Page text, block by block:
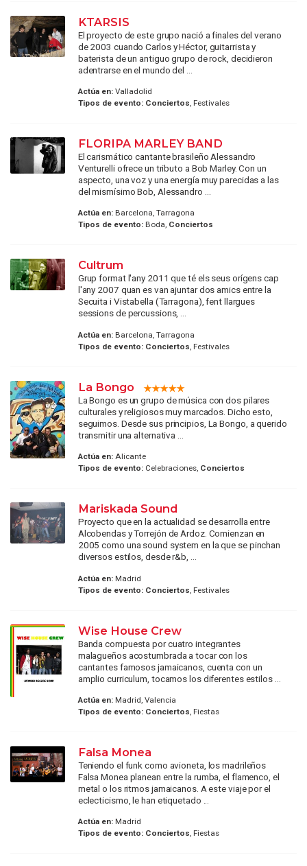
KTARSIS
El proyecto de este grupo nació a finales del verano
de 2003 cuando Carlos y Héctor, guitarrista y
baterista de un antiguo grupo de rock, decidieron
adentrarse en el mundo del ...
Actúa en:Valladolid
Tipos de evento: Conciertos, Festivales
FLORIPA MARLEY BAND
El carismático cantante brasileño Alessandro
Venturelli ofrece un tributo a Bob Marley. Con un
aspecto, una voz y una energía muy parecidas a las
del mismísimo Bob, Alessandro ...
Actúa en:Barcelona, Tarragona
Tipos de evento:Boda, Conciertos
Cultrum
Grup format l'any 2011 que té els seus orígens cap
l'any 2007 quan es van ajuntar dos amics entre la
Secuita i Vistabella (Tarragona), fent llargues
sessions de percussions, ...
Actúa en:Barcelona, Tarragona
Tipos de evento: Conciertos , Festivales
La Bongo
La Bongo es un grupo de música con dos pilares
culturales y religiosos muy marcados. Dicho esto,
seguimos. Desde sus principios, La Bongo, a querido
transmitir una alternativa ...
Actúa en:Alicante
Tipos de evento:Celebraciones, Conciertos
Mariskada Sound
Proyecto que en la actualidad se desarrolla entre
Alcobendas y Torrejón de Ardoz. Comienzan en
2005 como una sound system en la que se pinchan
diversos estilos, desde r&b, ...
Actúa en:Madrid
Tipos de evento: Conciertos , Festivales
Wise House Crew
Banda compuesta por cuatro integrantes
malagueños acostumbrada a tocar con los
cantantes famosos jamaicanos, cuenta con un
amplio curriculum, tocamos los diferentes estilos ...
Actúa en:Madrid, Valencia
Tipos de evento: Conciertos, Fiestas
Falsa Monea
Teniendo el funk como avioneta, los madrileños
Falsa Monea planean entre la rumba, el flamenco, el
metal o los ritmos jamaicanos. A este viaje por el
eclecticismo, le han etiquetado ...
Actúa en:Madrid
Tipos de evento: Conciertos, Fiestas